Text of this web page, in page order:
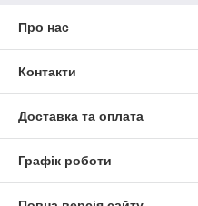
Про нас
Контакти
Доставка та оплата
Графік роботи